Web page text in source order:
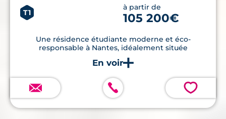
T1
à partir de
105 200€
Une résidence étudiante moderne et éco-
responsable à Nantes, idéalement située
💗